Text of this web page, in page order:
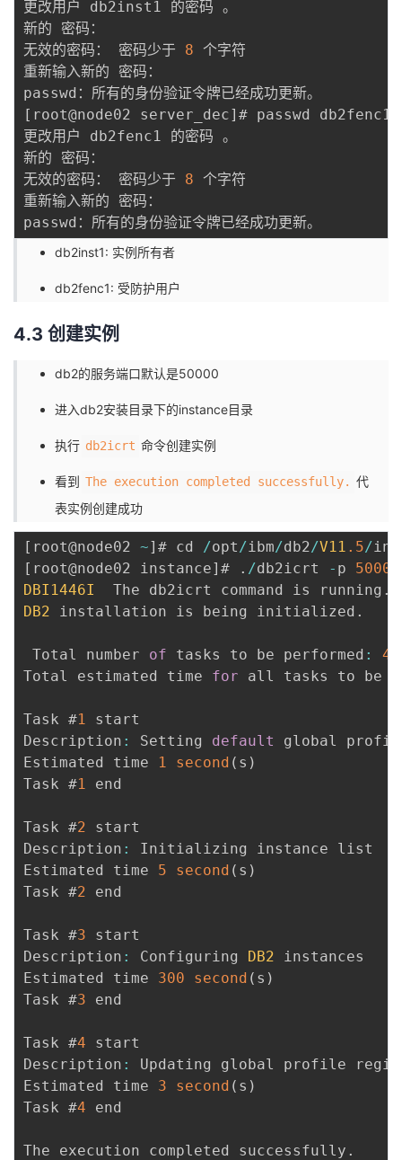
更改用户 db2inst1 的密码 。
新的 密码：
无效的密码： 密码少于 8 个字符
重新输入新的 密码：
[ root@node02 server_dec] # passwd db2fenc1
更改用户 db2fenc1 的密码 。
新的 密码：
无效的密码： 密码少于 8 个字符
重新输入新的 密码：
db2inst1: 实例所有者
db2fenc1: 受防护用户
4.3 创建实例
db2的服务端口默认是50000
进入db2安装目录下的instance目录
执行 db2icrt 命令创建实例
看到 The execution completed successfully. 代
表实例创建成功
[ root@node02 ~] # cd /opt /ibm/db2/V11 .5/
[ root@node02 instance] # . /db2icrt - p 50000
DBI1446I
  The db2icrt command is running
.
DB2 installation is being initialized .
Total number of tasks to be performed :
4
Total estimated time for all tasks to be
Task #1
start
Description : Setting default
global
Estimated time
1 second ( s )
Task #1 end
Task #2 start
Description :
Initializing instance list
Estimated time 5 second ( s )
Task #2 end
Task #3 start
Description : Configuring DB2 instances
Estimated time 300 second ( s )
Task #3 end
Task #4 start
Description :
Updating global profile
Estimated time 3 second ( s )
Task #4 end
The execution completed successfully .